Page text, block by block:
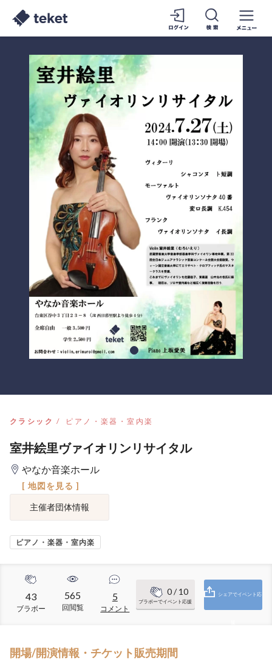
クラシック ピアノ・楽器・室内楽
室井絵里ヴァイオリンリサイタル
やなか音楽ホール
[ 地図を見る ]
主催者団体情報
ピアノ・楽器・室内楽
43
ブラボー
565
回閲覧
5
コメント
0/ 10
ブラボーでイベント応援
シェアでイベント応
開場/開演情報・チケット販売期間